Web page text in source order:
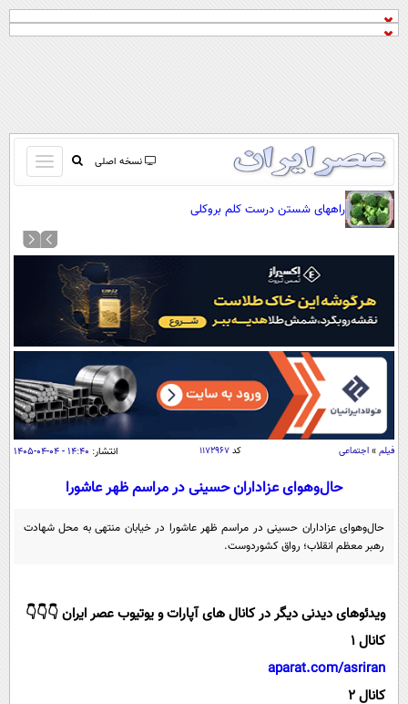
نسخه اصلی
باز
و
کردن
منو
صفحه اول
نظرسنجی
آب و هوا
سواد زندگی
سیاسی
اقتصاد
یک برش دانایی
بین الملل
علم و دانش
راههای شستن درست کلم بروکلی
فیلم » اجتماعی کد۱۱۷۲۹۶۷ انتشار: ۱۴:۴۰ - ۰۴-۰۴-۱۴۰۵
حال‌وهوای عزاداران حسینی در مراسم ظهر عاشورا
حال‌وهوای عزاداران حسینی در مراسم ظهر عاشورا در خیابان منتهی به محل شهادت
رهبر معظم انقلاب؛ رواق کشوردوست.
ویدئوهای دیدنی دیگر در کانال های آپارات و یوتیوب عصر ایران 👇👇👇
کانال 1
aparat.com/asriran
کانال 2